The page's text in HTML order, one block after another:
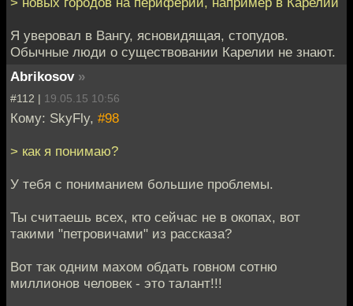
Я уверовал в Вангу, ясновидящая, стопудов.
Обычные люди о существовании Карелии не знают.
Abrikosov »
#112 | 19.05.15 10:56
Кому: SkyFly, #98
> как я понимаю?
У тебя с пониманием большие проблемы.
Ты считаешь всех, кто сейчас не в окопах, вот
такими "петровичами" из рассказа?
Вот так одним махом обдать говном сотню
миллионов человек - это талант!!!